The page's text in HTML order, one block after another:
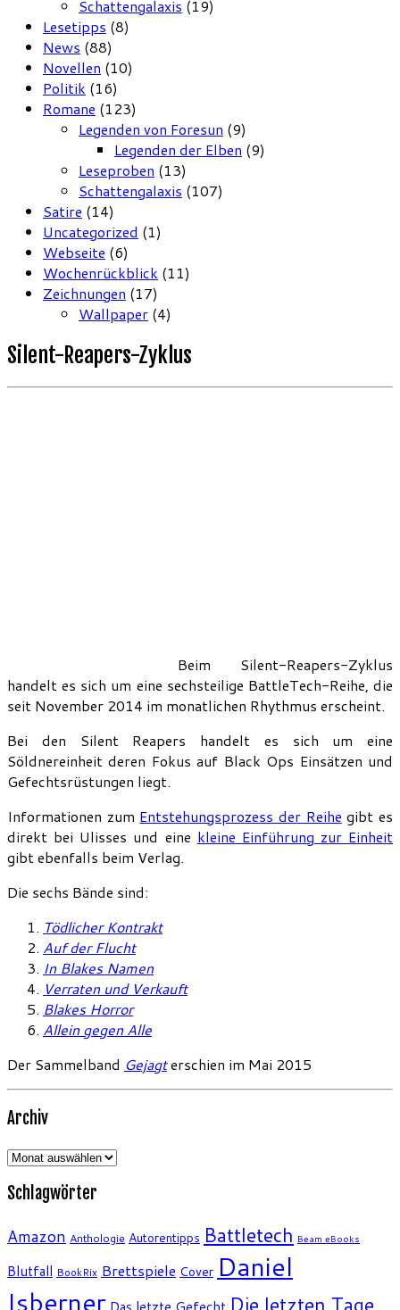
Schattengalaxis (19)
Lesetipps (8)
News (88)
Novellen (10)
Politik (16)
Romane (123)
Legenden von Foresun (9)
Legenden der Elben (9)
Leseproben (13)
Schattengalaxis (107)
Satire (14)
Uncategorized (1)
Webseite (6)
Wochenrückblick (11)
Zeichnungen (17)
Wallpaper (4)
Silent-Reapers-Zyklus
Beim Silent-Reapers-Zyklus
handelt es sich um eine sechsteilige BattleTech-Reihe, die
seit November 2014 im monatlichen Rhythmus erscheint.
Bei den Silent Reapers handelt es sich um eine
Söldnereinheit deren Fokus auf Black Ops Einsätzen und
Gefechtsrüstungen liegt.
Informationen zum Entstehungsprozess der Reihe gibt es
direkt bei Ulisses und eine kleine Einführung zur Einheit
gibt ebenfalls beim Verlag.
Die sechs Bände sind:
Tödlicher Kontrakt
Auf der Flucht
In Blakes Namen
Verraten und Verkauft
Blakes Horror
Allein gegen Alle
Der Sammelband Gejagterschien im Mai 2015
Archiv
Archiv
Schlagwörter
Amazon Anthologie Autorentipps Battletech Beam eBooks
Blutfall BookRix Brettspiele Cover Daniel
Isberner
Die letzten Tage